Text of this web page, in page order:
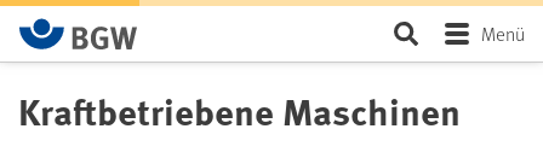
Zum Hauptinhalt springen SeiteMenü
Kraftbetriebene Maschinen